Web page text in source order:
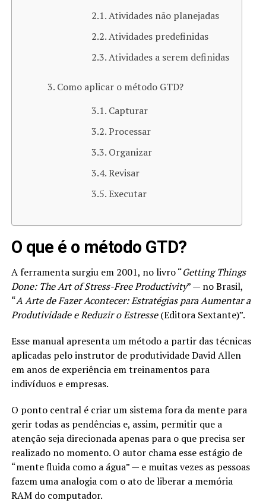
Atividades não planejadas
Atividades predefinidas
Atividades a serem definidas
Como aplicar o método GTD?
Capturar
Processar
Organizar
Revisar
Executar
O que é o método GTD?
A ferramenta surgiu em 2001, no livro “Getting Things
Done: The Art of Stress-Free Productivity” — no Brasil,
“A Arte de Fazer Acontecer: Estratégias para Aumentar a
Produtividade e Reduzir o Estresse(Editora Sextante)”.
Esse manual apresenta um método a partir das técnicas
aplicadas pelo instrutor de produtividade David Allen
em anos de experiência em treinamentos para
indivíduos e empresas.
O ponto central é criar um sistema fora da mente para
gerir todas as pendências e, assim, permitir que a
atenção seja direcionada apenas para o que precisa ser
realizado no momento. O autor chama esse estágio de
“mente fluida como a água” — e muitas vezes as pessoas
fazem uma analogia com o ato de liberar a memória
RAM do computador.